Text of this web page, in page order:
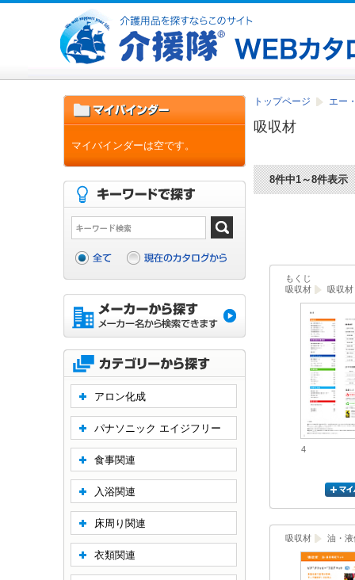
トップページ エー
吸収材
8件中1～8件表示
もくじ
吸収材
吸収材
4
吸収材 油・
マイバインダーは空です。
アロン化成
パナソニック エイジフリー
食事関連
入浴関連
床周り関連
衣類関連